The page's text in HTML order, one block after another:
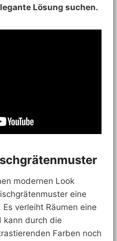
Lösung suchen.
modernen Look
eine
verleiht Räumen eine
kann durch die
Farben noch